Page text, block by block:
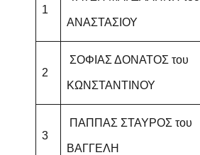
1
ΑΝΑΣΤΑΣΙΟΥ
2
ΣΟΦΙΑΣ ΔΟΝΑΤΟΣ του
ΚΩΝΣΤΑΝΤΙΝΟΥ
3
ΠΑΠΠΑΣ ΣΤΑΥΡΟΣ του
ΒΑΓΓΕΛΗ